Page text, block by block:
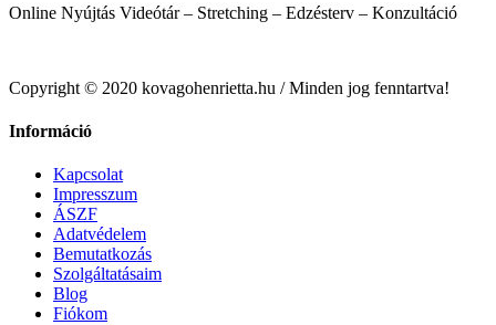
Online Nyújtás Videótár – Stretching – Edzésterv – Konzultáció
Copyright © 2020 kovagohenrietta.hu / Minden jog fenntartva!
Információ
Kapcsolat
Impresszum
ÁSZF
Adatvédelem
Bemutatkozás
Szolgáltatásaim
Blog
Fiókom